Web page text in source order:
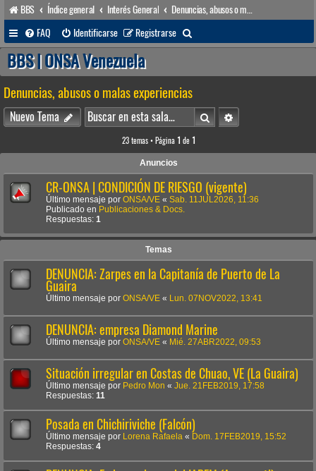
BBS Índice general Interés General
FAQ
Identificarse Registrarse
u
a
r
BBS | ONSA Venezuela
Denuncias, abusos o malas experiencias
Nuevo Tema BuscarBúsqueda avanzada
23 temas • Página 1 de 1
Anuncios
CR-ONSA | CONDICIÓN DE RIESGO (vigente)
Último mensaje por ONSA/VE « Sab. 11JUL2026, 11:36
Publicado en Publicaciones & Docs.
Respuestas: 1
Temas
DENUNCIA: Zarpes en la Capitanía de Puerto de La
Guaira
Último mensaje por ONSA/VE « Lun. 07NOV2022, 13:41
DENUNCIA: empresa Diamond Marine
Último mensaje por ONSA/VE « Mié. 27ABR2022, 09:53
Situación irregular en Costas de Chuao, VE (La Guaira)
Último mensaje por Pedro Mon « Jue. 21FEB2019, 17:58
Respuestas: 11
Posada en Chichiriviche (Falcón)
Último mensaje por Lorena Rafaela « Dom. 17FEB2019, 15:52
Respuestas: 4